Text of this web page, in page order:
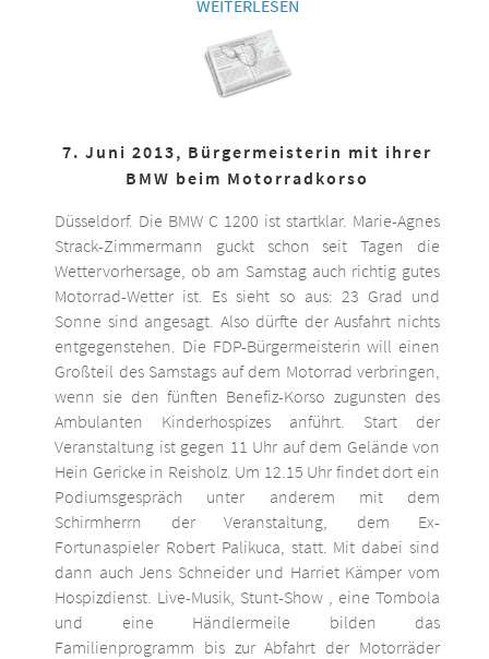
WEITERLESEN
7. Juni 2013, Bürgermeisterin mit ihrer
BMW beim Motorradkorso
Düsseldorf. Die BMW C 1200 ist startklar. Marie-Agnes
Strack-Zimmermann guckt schon seit Tagen die
Wettervorhersage, ob am Samstag auch richtig gutes
Motorrad-Wetter ist. Es sieht so aus: 23 Grad und
Sonne sind angesagt. Also dürfte der Ausfahrt nichts
entgegenstehen. Die FDP-Bürgermeisterin will einen
Großteil des Samstags auf dem Motorrad verbringen,
wenn sie den fünften Benefiz-Korso zugunsten des
Ambulanten Kinderhospizes anführt. Start der
Veranstaltung ist gegen 11 Uhr auf dem Gelände von
Hein Gericke in Reisholz. Um 12.15 Uhr findet dort ein
Podiumsgespräch unter anderem mit dem
Schirmherrn der Veranstaltung, dem Ex-
Fortunaspieler Robert Palikuca, statt. Mit dabei sind
dann auch Jens Schneider und Harriet Kämper vom
Hospizdienst. Live-Musik, Stunt-Show , eine Tombola
und eine Händlermeile bilden das
Familienprogramm bis zur Abfahrt der Motorräder